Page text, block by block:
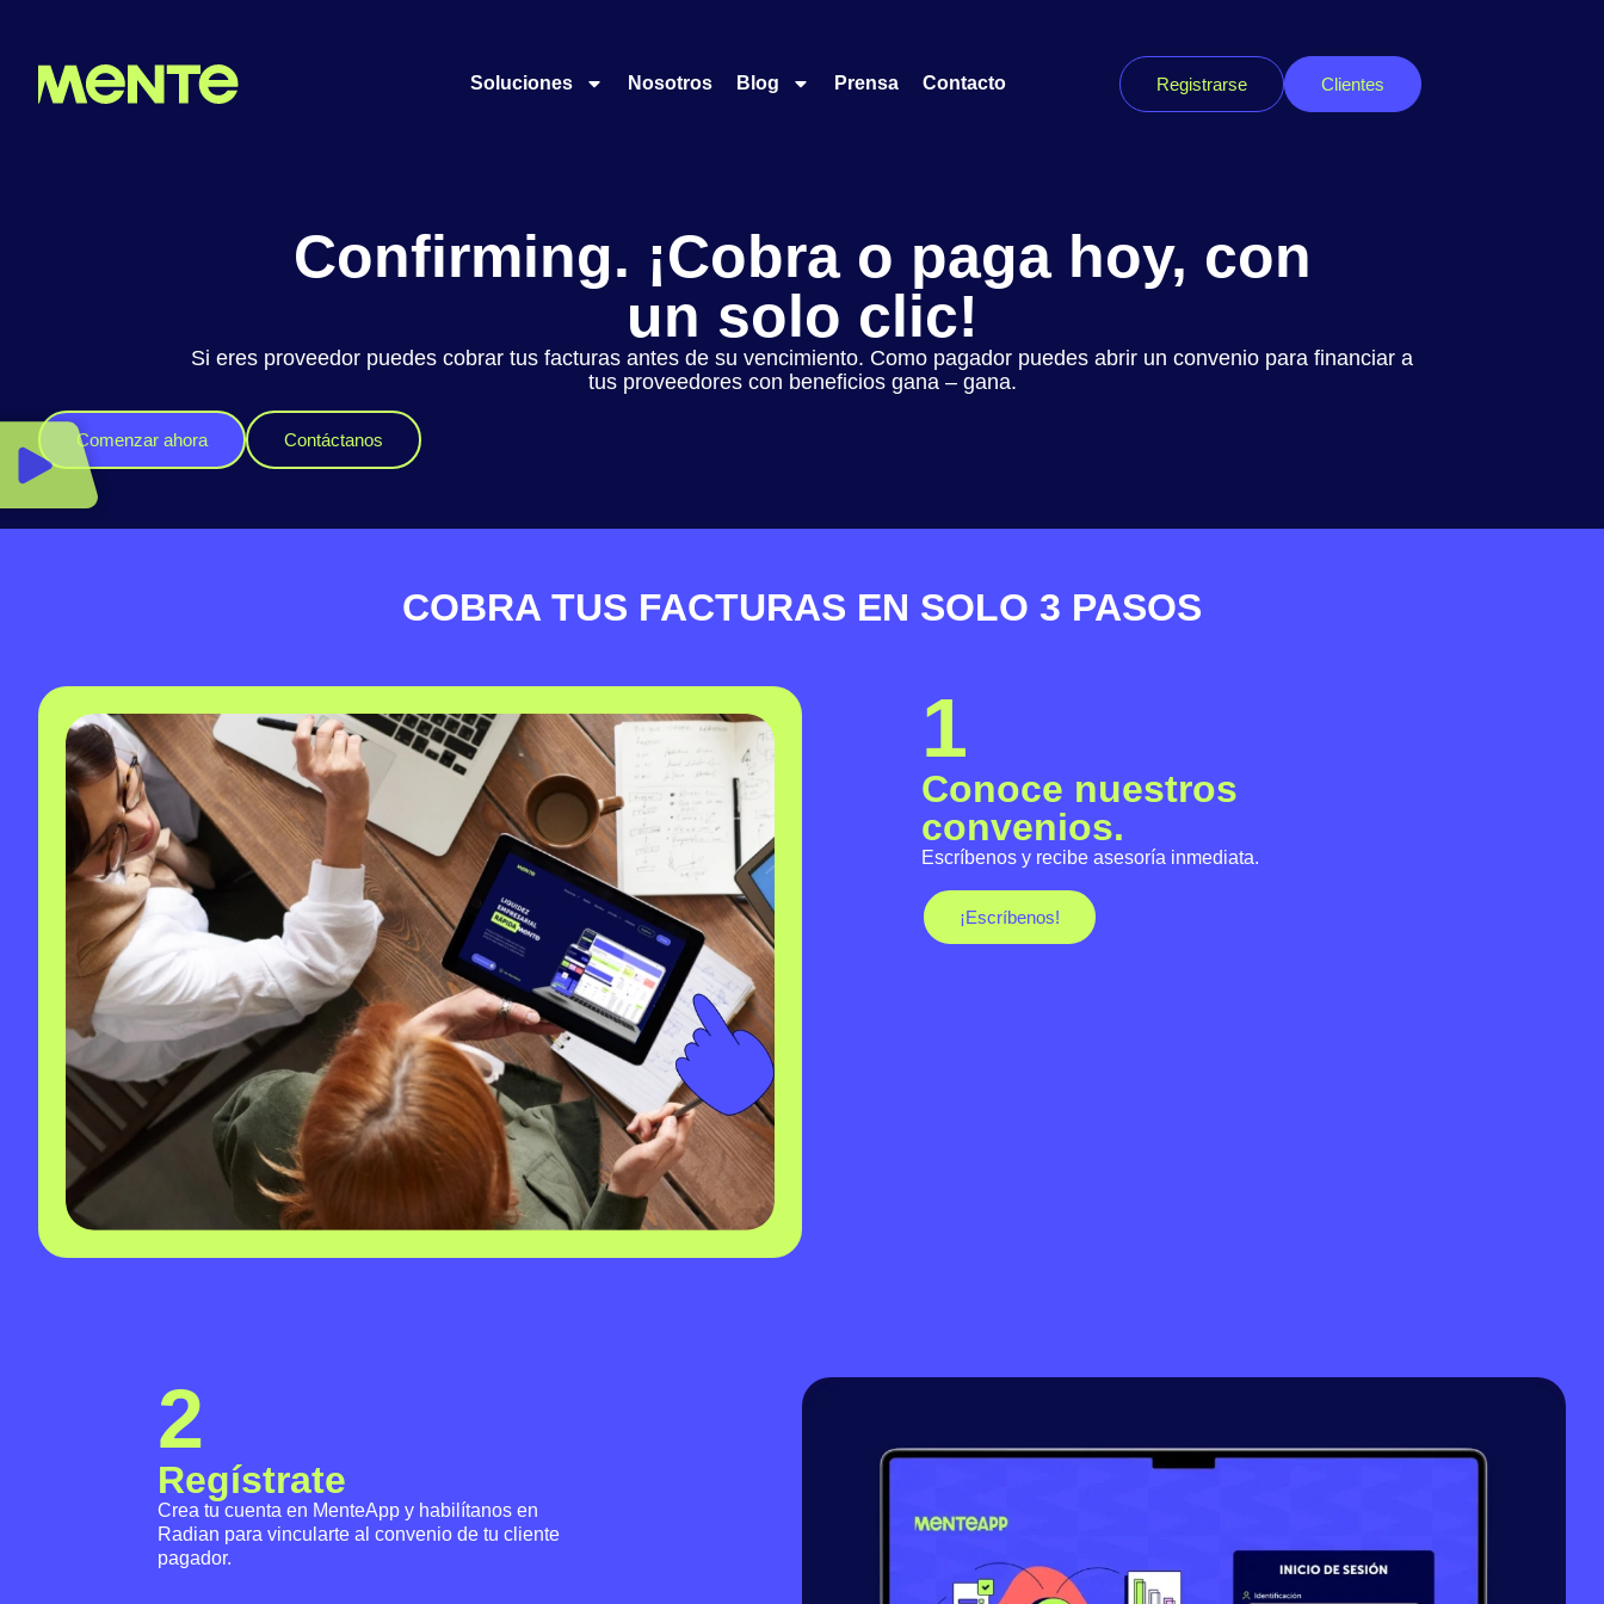
Soluciones Nosotros Blog Prensa Contacto Registrarse Clientes
Confirming. ¡Cobra o paga hoy, con
un solo clic!
Si eres proveedor puedes cobrar tus facturas antes de su vencimiento. Como pagador puedes abrir un convenio para financiar a
tus proveedores con beneficios gana – gana.
Comenzar ahora Contáctanos
COBRA TUS FACTURAS EN SOLO 3 PASOS
1
Conoce nuestros
convenios.
Escríbenos y recibe asesoría inmediata.
¡Escríbenos!
2
Regístrate
Crea tu cuenta en MenteApp y habilítanos en
Radian para vincularte al convenio de tu cliente
pagador.